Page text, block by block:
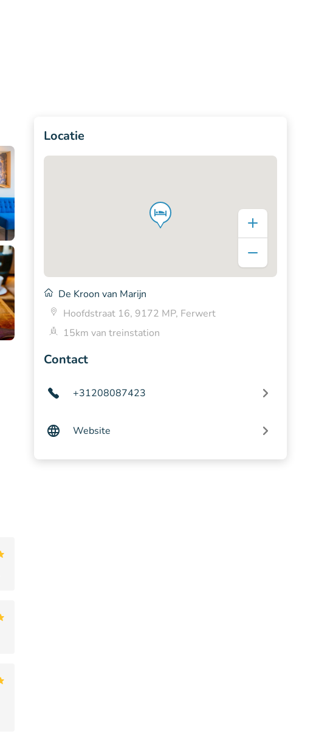
Locatie
De Kroon van Marijn
Hoofdstraat 16, 9172 MP, Ferwert
15km van treinstation
Contact
+31208087423
Website